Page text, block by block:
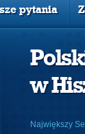
pytania
w
Największy